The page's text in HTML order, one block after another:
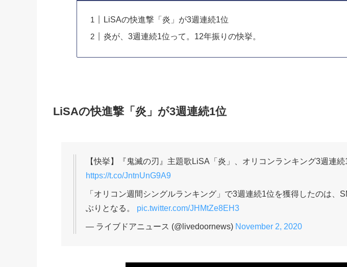
LiSAの快進撃「炎」が3週連続1位
炎が、3週連続1位って。12年振りの快挙。
LiSAの快進撃「炎」が3週連続1位
【快挙】『鬼滅の刃』主題歌LiSA「炎」、オリコンランキング3週連続
https://t.co/JntnUnG9A9
「オリコン週間シングルランキング」で3週連続1位を獲得したのは、
ぶりとなる。 pic.twitter.com/JHMtZe8EH3
— ライブドアニュース (@livedoornews) November 2, 2020